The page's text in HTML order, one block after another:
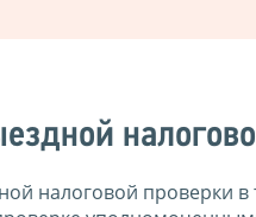
налоговой проверки